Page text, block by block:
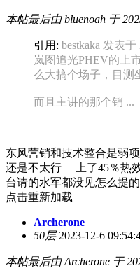
本帖最后由 bluenoah 于
引用: bestkaka 发表于
岚图追光PHEV的上
么大搞个场子，目测
而且主讲的那个销 ...
东风营销和技术整合是
还是不太行 上了45％热
台请的水军都没见怎么
点击重新加载
Archerone
50层2023-12-6
本帖最后由 Archerone 于